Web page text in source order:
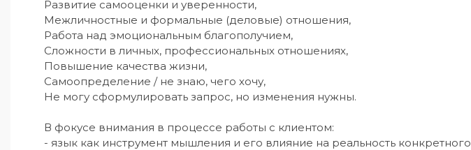
Развитие самооценки и уверенности,
Межличностные и формальные (деловые) отношения,
Работа над эмоциональным благополучием,
Сложности в личных, профессиональных отношениях,
Повышение качества жизни,
Самоопределение / не знаю, чего хочу,
Не могу сформулировать запрос, но изменения нужны.
В фокусе внимания в процессе работы с клиентом:
- язык как инструмент мышления и его влияние на реальность конкретного